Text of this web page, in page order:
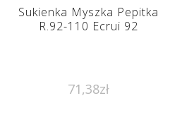
Sukienka Myszka Pepitka
R.92-110 Ecrui 92
71,38zł